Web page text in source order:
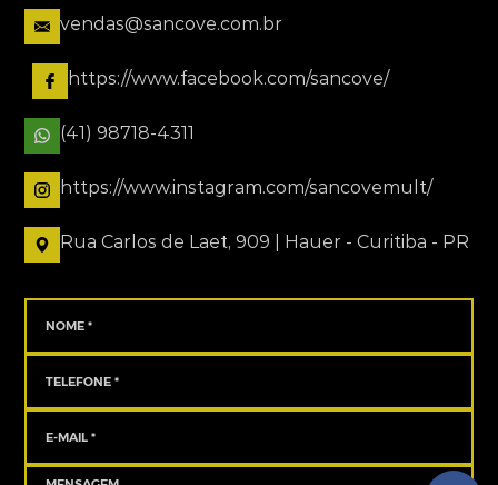
vendas@sancove.com.br
https://www.facebook.com/sancove/
(41) 98718-4311
https://www.instagram.com/sancovemult/
Rua Carlos de Laet, 909 | Hauer - Curitiba - PR